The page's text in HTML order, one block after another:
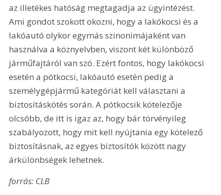
az illetékes hatóság megtagadja az ügyintézést.
Ami gondot szokott okozni, hogy a lakókocsi és a
lakóautó olykor egymás szinonimájaként van
használva a köznyelvben, viszont két különböző
járműfajtáról van szó. Ezért fontos, hogy lakókocsi
esetén a pótkocsi, lakóautó esetén pedig a
személygépjármű kategóriát kell választani a
biztosításkötés során. A pótkocsik kötelezője
olcsóbb, de itt is igaz az, hogy bár törvényileg
szabályozott, hogy mit kell nyújtania egy kötelező
biztosításnak, az egyes biztosítók között nagy
árkülönbségek lehetnek.
forrás: CLB